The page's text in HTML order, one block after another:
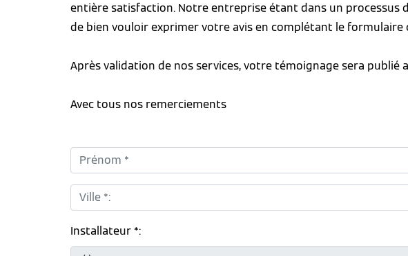
entière satisfaction. Notre entreprise étant dans un processus
de bien vouloir exprimer votre avis en complétant le formulaire
Après validation de nos services, votre témoignage sera
Avec tous nos remerciements
Prénom *:
Ville *:
Installateur *: